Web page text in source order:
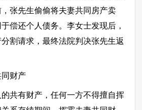
张先生偷偷将夫妻共同房产卖
偿还个人债务。李女士发现后，
割请求，最终法院判决张先生返
财产
共有财产，任何一方不得擅自挥